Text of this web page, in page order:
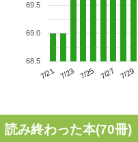
7/21 7/23 7/25 7/27 7/29
68.5
69.0
69.5
読み終わった本(70冊)